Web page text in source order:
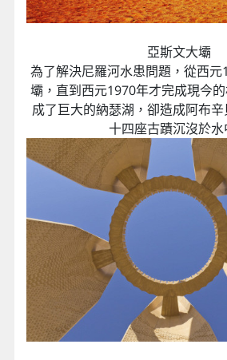
亞斯文大壩
為了解決尼羅河水患問題，從西
壩，直到西元1970年才完成現今
成了巨大的納瑟湖，卻造成阿布
十四座古蹟沉沒於水